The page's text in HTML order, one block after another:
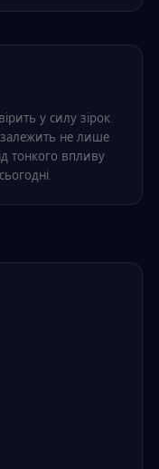
у силу зірок.
не лише
тонкого впливу